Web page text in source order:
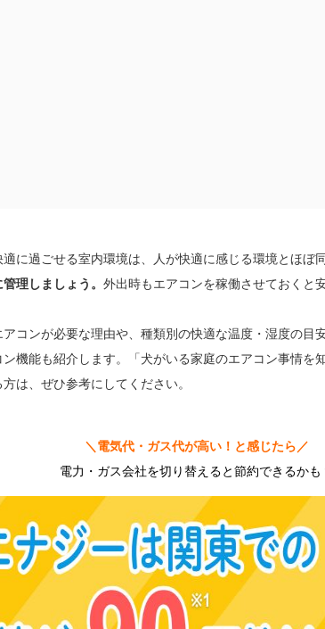
に過ごせる室内環境は、人が快適に感じる環境とほぼ同
理しましょう。 外出時もエアコンを稼働させておくと
コンが必要な理由や、種類別の快適な温度・湿度の目
機能も紹介します。「犬がいる家庭のエアコン事情を
は、ぜひ参考にしてください。
＼電気代・ガス代が高い！と感じたら／
電力・ガス会社を切り替えると節約できるかも